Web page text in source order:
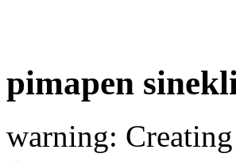
pimapen
warning: